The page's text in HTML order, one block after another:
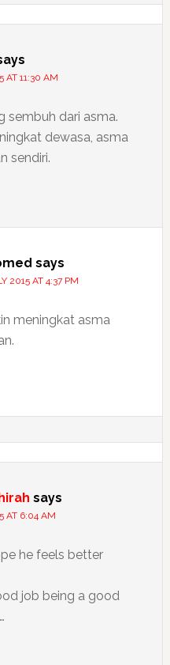
AT 11:30 AM
sembuh dari asma.
dewasa, asma
sendiri.
says
2015 AT 4:37 PM
meningkat asma
says
AT 6:04 AM
he feels better
job being a good